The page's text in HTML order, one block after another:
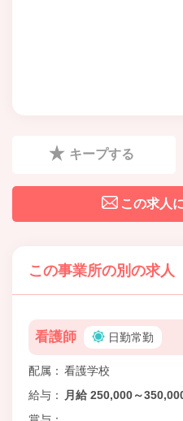
キープする
この求人
この事業所の別の求人
看護師 日勤常勤
配属
看護学校
給与
月給 250,000～